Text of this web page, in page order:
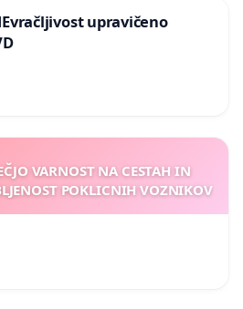
upravičeno
VARNOST NA CESTAH IN
POKLICNIH VOZNIKOV